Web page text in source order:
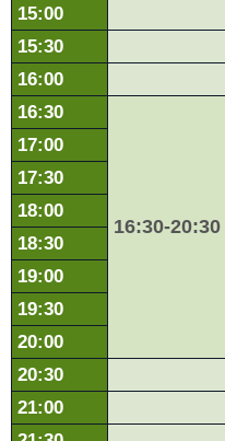
15:00
15:30
16:00
16:30
16:30-20:30
17:00
17:30
18:00
18:30
19:00
19:30
20:00
20:30
21:00